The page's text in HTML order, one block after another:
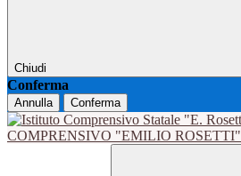
Chiudi
Conferma
Annulla Conferma
COMPRENSIVO "EMILIO ROSETTI"